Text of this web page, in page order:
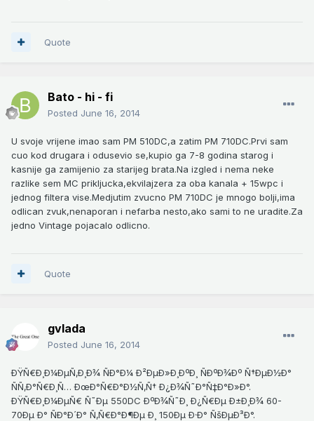
Quote
Bato - hi - fi
Posted June 16, 2014
U svoje vrijene imao sam PM 510DC,a zatim PM 710DC.Prvi sam
cuo kod drugara i odusevio se,kupio ga 7-8 godina starog i
kasnije ga zamijenio za starijeg brata.Na izgled i nema neke
razlike sem MC prikljucka,ekvilajzera za oba kanala + 15wpc i
jednog filtera vise.Medjutim zvucno PM 710DC je mnogo bolji,ima
odlican zvuk,nenaporan i nefarba nesto,ako sami to ne uradite.Za
jedno Vintage pojacalo odlicno.
Quote
gvlada
Posted June 16, 2014
ÐŸÑ€Ð¸Ð¼ÐµÑ‚Ð¸Ð¾ ÑÐ°Ð¼ Ð²ÐµÐ»Ð¸ÐºÐ¸ ÑÐºÐ¾Ðº Ñ†ÐµÐ½Ð°
ÑÑ‚Ð°Ñ€Ð¸Ñ… ÐœÐ°Ñ€Ð°Ð½Ñ‚Ñ† Ð¿Ð¾Ñ˜Ð°Ñ‡Ð°Ð»Ð°.
ÐŸÑ€Ð¸Ð¼ÐµÑ€ Ñ˜Ðµ 550DC ÐºÐ¾Ñ˜Ð¸ Ð¿Ñ€Ðµ Ð±Ð¸Ð¾ 60-
70Ðµ Ð° ÑÐ°Ð´Ð° Ñ‚Ñ€Ð°Ð¶Ðµ Ð¸ 150Ðµ Ð·Ð° ÑšÐµÐ³Ð°.